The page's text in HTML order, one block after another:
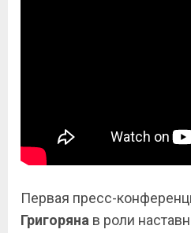
Первая пресс-
Григоряна в роли